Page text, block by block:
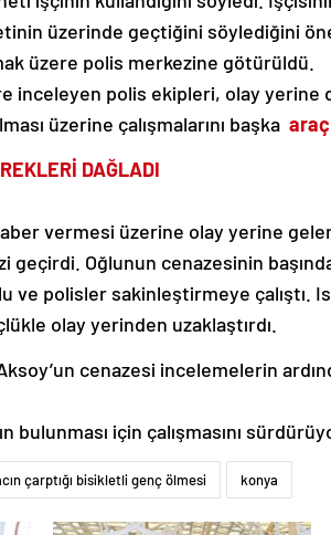
üzerinde geçtiğini söylediğini
üzere polis merkezine götürüldü.
inceleyen polis ekipleri, olay yerine
üzerine çalışmalarını başka araç
DAĞLADI
vermesi üzerine olay yerine
geçirdi. Oğlunun cenazesinin
ve polisler sakinleştirmeye çalıştı.
olay yerinden uzaklaştırdı.
cenazesi incelemelerin
bulunması için çalışmasını
çarptığı bisikletli genç ölmesi konya